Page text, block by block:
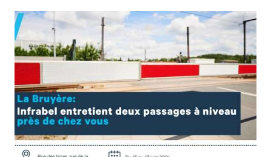
BRUYÈRE
S’ÉQUIPE
DISTRIBUTEUR
DE
BPOST